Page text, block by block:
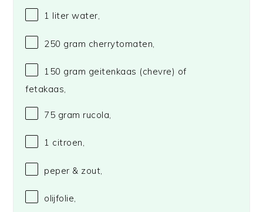
1 liter water,
250 gram cherrytomaten,
150 gram geitenkaas (chevre) of
fetakaas,
75 gram rucola,
1 citroen,
peper & zout,
olijfolie,